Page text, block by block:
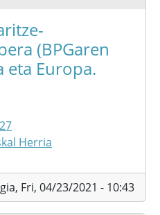
(BPGaren
eta Europa.
Herria
Fri, 04/23/2021 - 10:43